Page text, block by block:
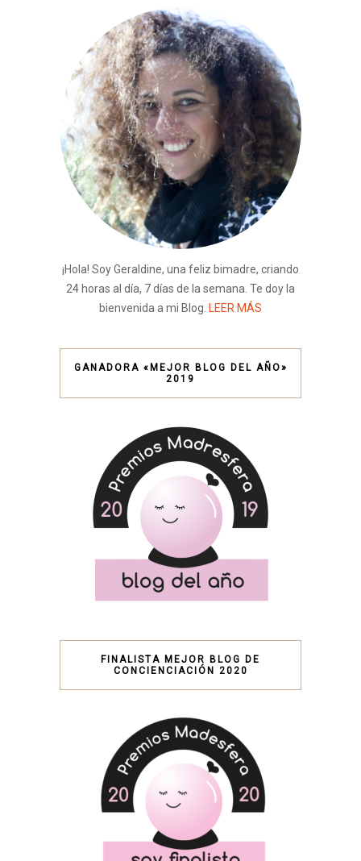
¡Hola! Soy Geraldine, una feliz bimadre, criando
24 horas al día, 7 días de la semana. Te doy la
bienvenida a mi Blog. LEER MÁS
GANADORA «MEJOR BLOG DEL AÑO»
2019
FINALISTA MEJOR BLOG DE
CONCIENCIACIÓN 2020